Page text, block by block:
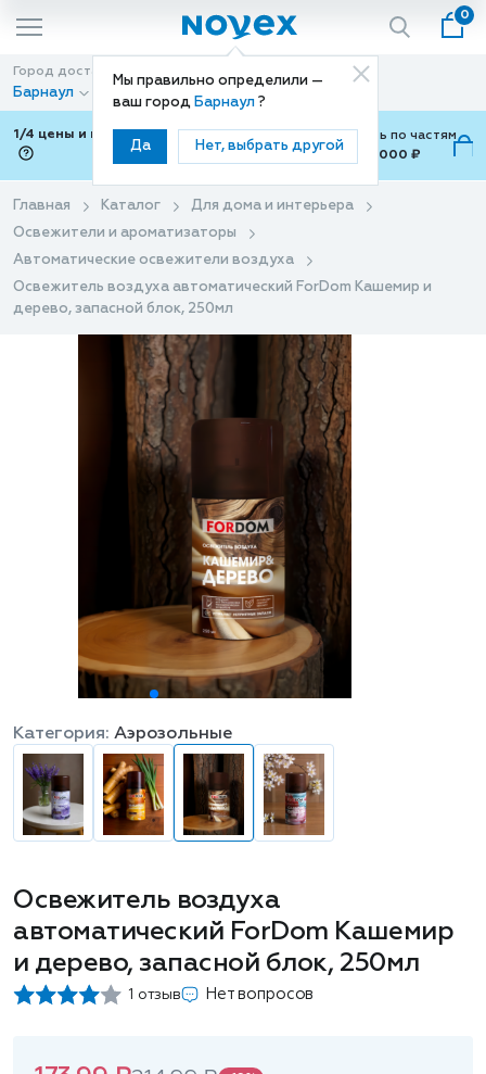
Мы правильно определили —
ваш город Барнаул ?
Да Нет, выбрать другой
0
Город доставки
Барнаул
Способ доставки
Доставка
1/4 цены и покупки ваши с Подели
Можно оплатить по частям
от 700 ₽ до 15,000 ₽
Главная Каталог
Для дома и интерьера
Освежители и ароматизаторы
Автоматические освежители воздуха
Освежитель воздуха автоматический ForDom Кашемир и
дерево, запасной блок, 250мл
Освежитель воздуха
автоматический ForDom Кашемир
и дерево, запасной блок, 250мл
1 отзыв Нет вопросов
Категория: Аэрозольные